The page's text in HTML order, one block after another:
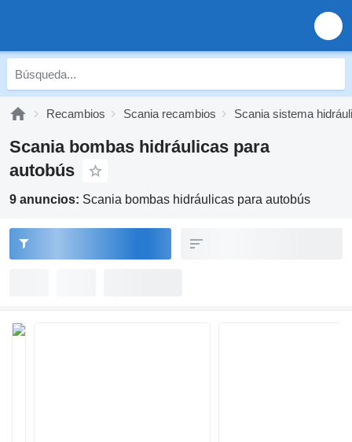
Recambios Scania recambios Scania sistema
Scania bombas hidráulicas para
autobús
9 anuncios: Scania bombas hidráulicas para autobús